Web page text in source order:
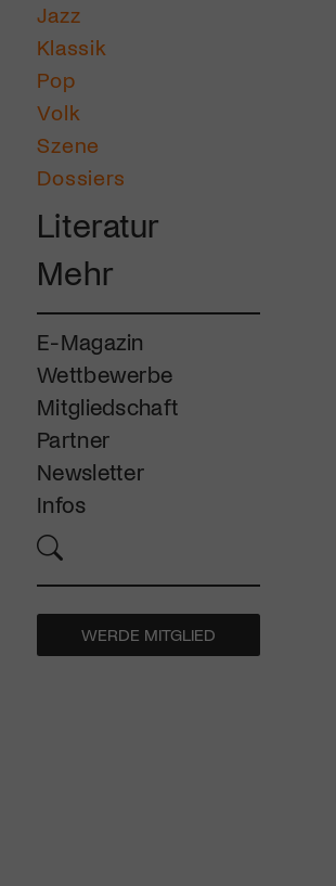
Jazz
Klassik
Pop
Volk
Szene
Dossiers
Literatur
Mehr
E-Magazin
Wettbewerbe
Mitgliedschaft
Partner
Newsletter
Infos
WERDE MITGLIED